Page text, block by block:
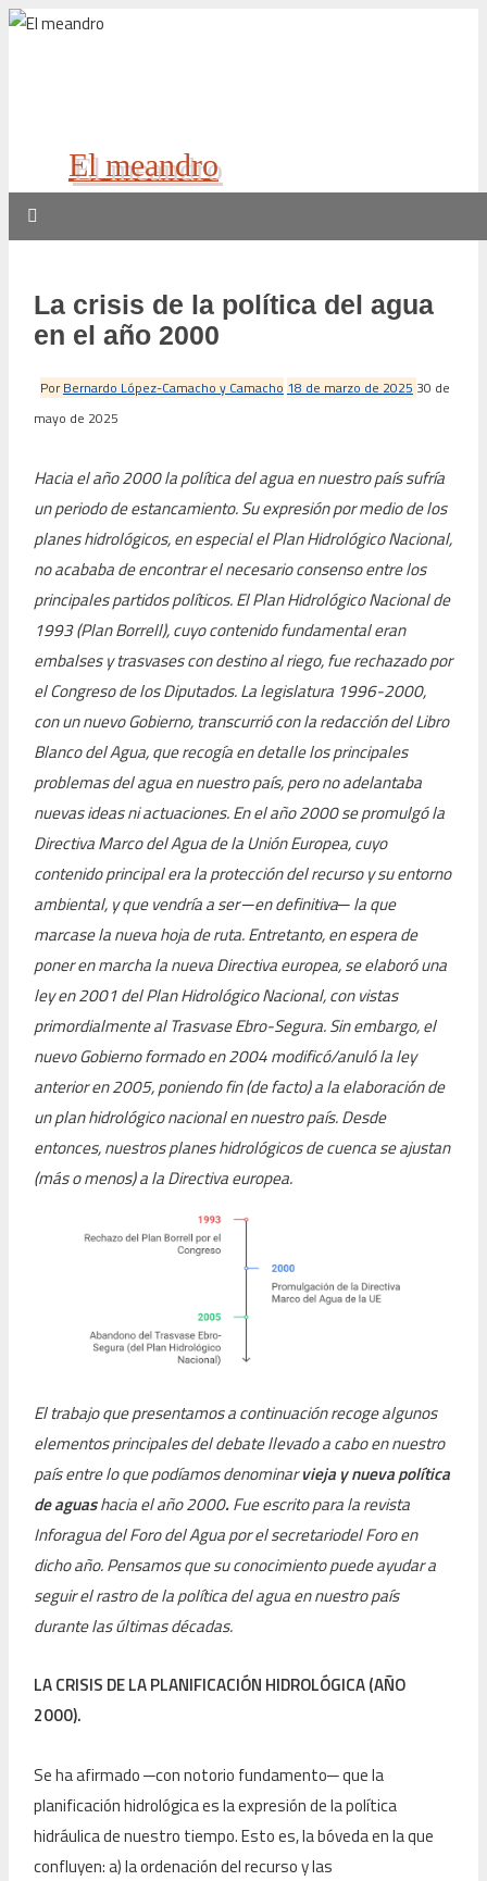
El meandro
La crisis de la política del agua
en el año 2000
PorBernardo López-Camacho y Camacho 18 de marzo de 2025 30 de
mayo de 2025
Hacia el año 2000 la política del agua en nuestro país sufría
un periodo de estancamiento. Su expresión por medio de los
planes hidrológicos, en especial el Plan Hidrológico Nacional,
no acababa de encontrar el necesario consenso entre los
principales partidos políticos. El Plan Hidrológico Nacional de
1993 (Plan Borrell), cuyo contenido fundamental eran
embalses y trasvases con destino al riego, fue rechazado por
el Congreso de los Diputados. La legislatura 1996-2000,
con un nuevo Gobierno, transcurrió con la redacción del Libro
Blanco del Agua, que recogía en detalle los principales
problemas del agua en nuestro país, pero no adelantaba
nuevas ideas ni actuaciones. En el año 2000 se promulgó la
Directiva Marco del Agua de la Unión Europea, cuyo
contenido principal era la protección del recurso y su entorno
ambiental, y que vendría a ser ─en definitiva─la que
marcase la nueva hoja de ruta. Entretanto, en espera de
poner en marcha la nueva Directiva europea, se elaboró una
ley en 2001 del Plan Hidrológico Nacional, con vistas
primordialmente al Trasvase Ebro-Segura. Sin embargo, el
nuevo Gobierno formado en 2004 modificó/anuló la ley
anterior en 2005, poniendo fin (de facto) a la elaboración de
un plan hidrológico nacional en nuestro país. Desde
entonces, nuestros planes hidrológicos de cuenca se ajustan
(más o menos) a la Directiva europea.
El trabajo que presentamos a continuación recoge algunos
elementos principales del debate llevado a cabo en nuestro
país entre lo que podíamos denominarvieja y nueva política
de aguashacia el año 2000. Fue escrito para la revista
Inforagua del Foro del Agua por el secretariodel Foro en
dicho año. Pensamos que su conocimiento puede ayudar a
seguir el rastro de la política del agua en nuestro país
durante las últimas décadas.
LA CRISIS DE LA PLANIFICACIÓN HIDROLÓGICA (AÑO
2000).
Se ha afirmado─con notorio fundamento─que la
planificación hidrológica es la expresión de la política
hidráulica de nuestro tiempo. Esto es, la bóveda en la que
confluyen: a) la ordenación del recurso y las